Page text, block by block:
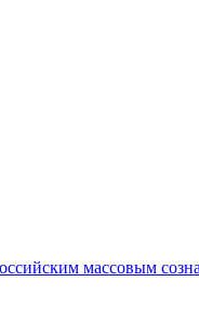
массовым